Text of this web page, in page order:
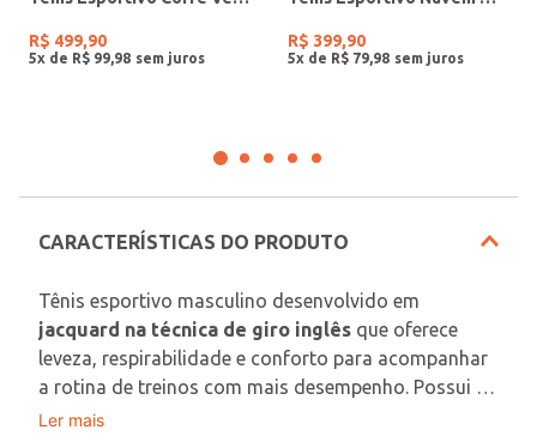
R$ 499,90
5x de R$ 99 98
R$ 399,90
5x de R$ 79 98
CARACTERÍSTICAS DO PRODUTO
jacquard na técnica de giro inglês que oferece
leveza, respirabilidade e conforto para acompanhar
a rotina de treinos com mais desempenho. Possui
forro em tecido espumado, bico redondo, ajuste
Indicado Para: Corrida
Ler mais